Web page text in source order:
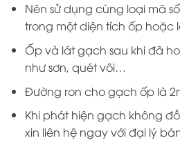
Nên sử dụng cùng loại mã
trong một diện tích ốp hoặc
Ốp và lát gạch sau khi đã
như sơn, quét vôi…
Đường ron cho gạch ốp là
Khi phát hiện gạch không
xin liên hệ ngay với đại lý